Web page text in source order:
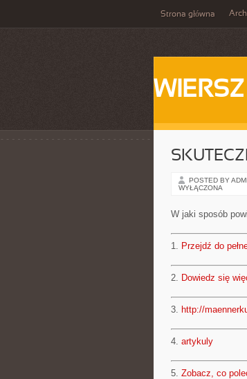
Strona główna
WIERSZ
POSTED BY
WYŁĄCZONA
W jaki sposób
1. Przejdź do
2. Dowiedz się
3. http://
4. artykuly
5. Zobacz, co